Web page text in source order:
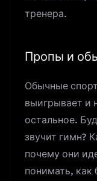
тренера.
Пропы и
Обычные
выигрывает и
остальное.
звучит гимн?
почему они
понимать, как